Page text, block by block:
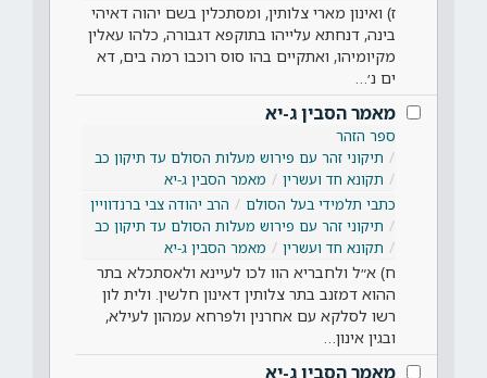
ז) ואינון מארי צלותין, ומסתכלין בשם יהוה דאיהי
בינה, דנחתא עלייהו בתוקפא דגבורה, כלהו עאלין
מקיומיהו, ואתקיים בהו סוס רוכבו רמה בים, דא
ים נ׳…
מאמר הסבין ג-יא
ספר הזהר
תיקוני זהר עם פירוש מעלות הסולם עד תיקון כב
תקונא חד ועשרין
מאמר הסבין ג-יא
כתבי תלמידי בעל הסולם
הרב יהודה צבי ברנדוויין
תיקוני זהר עם פירוש מעלות הסולם עד תיקון כב
תקונא חד ועשרין
מאמר הסבין ג-יא
ח) א״ל ולחבריא הוו לכו לעיינא ולאסתכלא בתר
ההוא דמזנב בתר צלותין דאינון חלשין. ולית לון
רשו לסלקא עם אחרנין ולפרחא עמהון לעילא,
ובגין אינון…
מאמר הסבין ג-יא